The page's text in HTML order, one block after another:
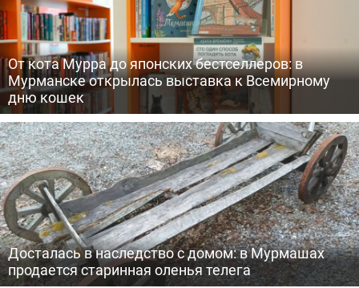
От кота Мурра до японских бестселлеров: в
Мурманске открылась выставка к Всемирному
дню кошек
Досталась в наследство с домом: в Мурмашах
продается старинная оленья телега